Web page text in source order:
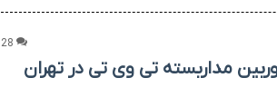
28
مداربسته تی وی تی در تهران